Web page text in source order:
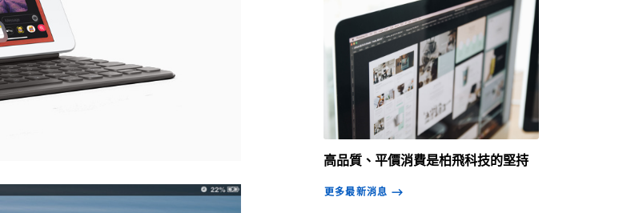
高品質、平價消費是柏飛科技的堅持
更多最新消息 ⟶